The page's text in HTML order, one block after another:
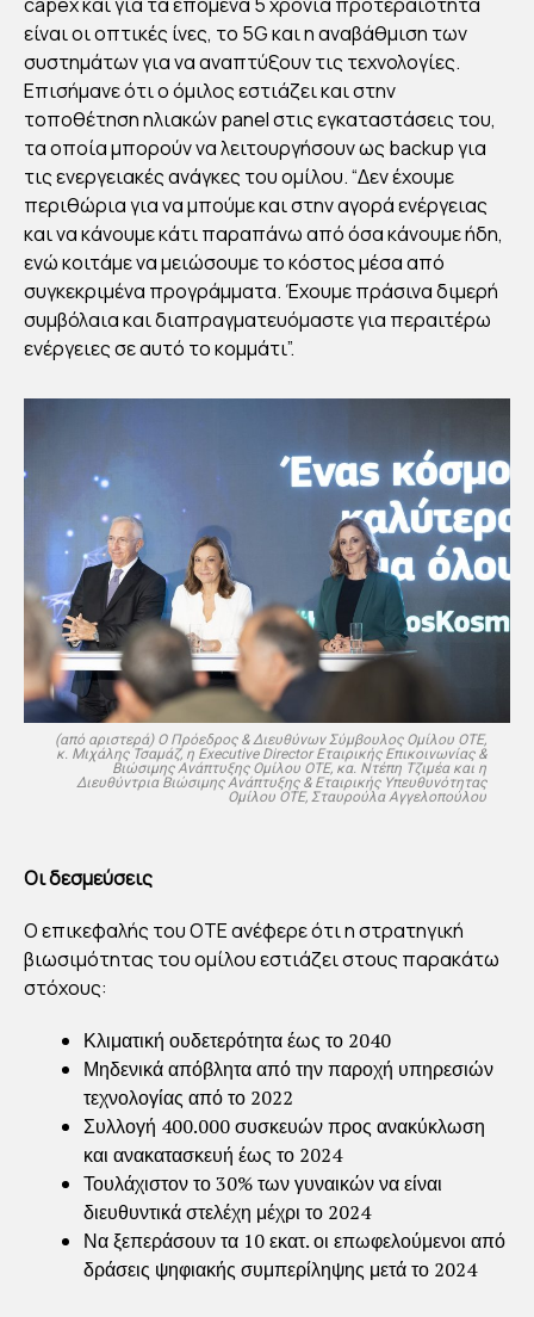
ΑΣ
Αυγου
Publish
022
είναι οι οπτικές ίνες, το 5G και η αναβάθμιση των
συστημάτων για να αναπτύξουν τις τεχνολογίες.
Επισήμανε ότι ο όμιλος εστιάζει και στην
τοποθέτηση ηλιακών panel στις εγκαταστάσεις του,
τα οποία μπορούν να λειτουργήσουν ως backup για
τις ενεργειακές ανάγκες του ομίλου. “Δεν έχουμε
περιθώρια για να μπούμε και στην αγορά ενέργειας
και να κάνουμε κάτι παραπάνω από όσα κάνουμε ήδη,
ενώ κοιτάμε να μειώσουμε το κόστος μέσα από
συγκεκριμένα προγράμματα. Έχουμε πράσινα διμερή
συμβόλαια και διαπραγματευόμαστε για περαιτέρω
ενέργειες σε αυτό το κομμάτι”.
(από αριστερά) Ο Πρόεδρος & Διευθύνων Σύμβουλος Ομίλου ΟΤΕ,
κ. Μιχάλης Τσαμάζ, η Executive Director Εταιρικής Επικοινωνίας &
Βιώσιμης Ανάπτυξης Ομίλου ΟΤΕ, κα. Ντέπη Τζιμέα και η
Διευθύντρια Βιώσιμης Ανάπτυξης & Εταιρικής Υπευθυνότητας
Ομίλου ΟΤΕ, Σταυρούλα Αγγελοπούλου
Οι δεσμεύσεις
Ο επικεφαλής του ΟΤΕ ανέφερε ότι η στρατηγική
βιωσιμότητας του ομίλου εστιάζει στους παρακάτω
στόχους:
Κλιματική ουδετερότητα έως το 2040
Μηδενικά απόβλητα από την παροχή υπηρεσιών
τεχνολογίας από το 2022
Συλλογή 400.000 συσκευών προς ανακύκλωση
και ανακατασκευή έως το 2024
Τουλάχιστον το 30% των γυναικών να είναι
διευθυντικά στελέχη μέχρι το 2024
Να ξεπεράσουν τα 10 εκατ. οι επωφελούμενοι από
δράσεις ψηφιακής συμπερίληψης μετά το 2024